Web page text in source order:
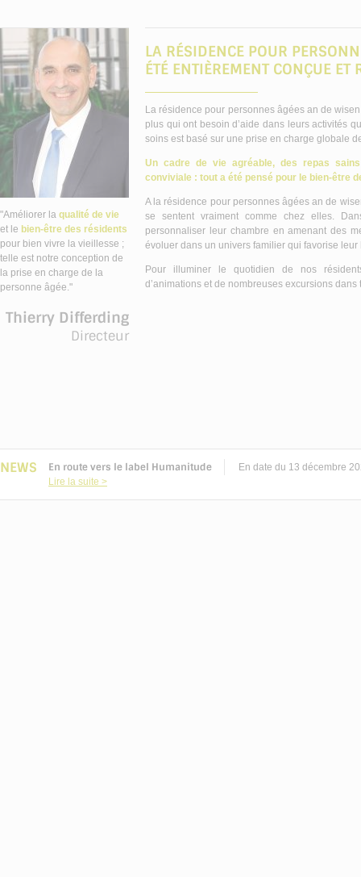
"Améliorer la qualité de vie
et le bien-être des résidents
pour bien vivre la vieillesse ;
telle est notre conception de
la prise en charge de la
personne âgée."
Thierry Differding
Directeur
LA RÉSIDENCE POUR
ÉTÉ ENTIÈREMENT CONÇUE ET
La résidence pour personnes âgées an de
plus qui ont besoin d’aide dans leurs activités
soins est basé sur une prise en charge globale
Un cadre de vie agréable, des repas
conviviale : tout a été pensé pour le bien-être
A la résidence pour personnes âgées an de
se sentent vraiment comme chez elles.
personnaliser leur chambre en amenant des
évoluer dans un univers familier qui favorise
Pour illuminer le quotidien de nos
d’animations et de nombreuses excursions dans
NEWS En route vers le label Humanitude
En date du 13 décembre
Lire la suite